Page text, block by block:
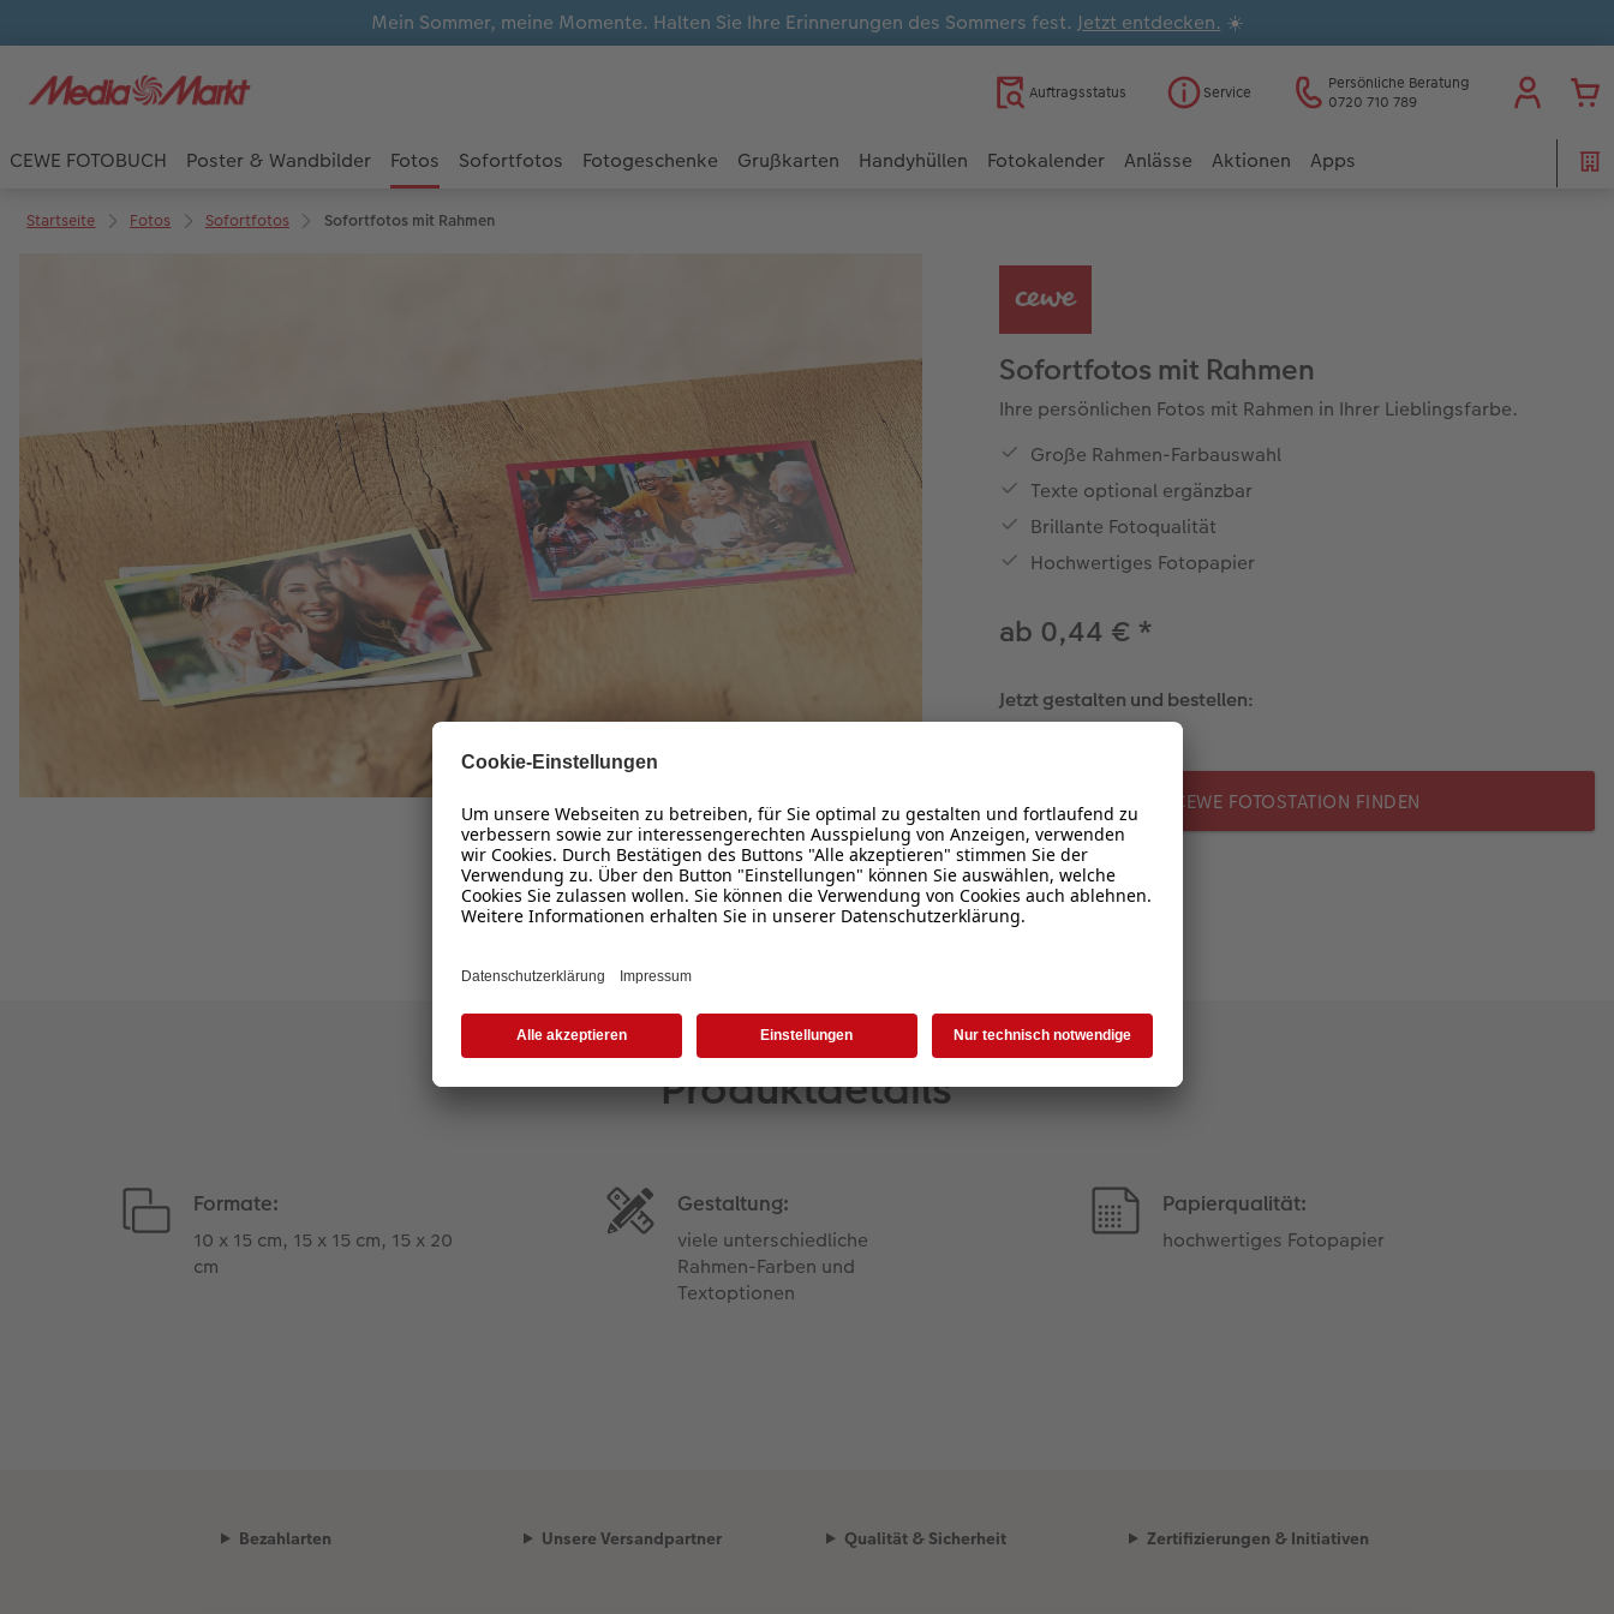
Mein Sommer, meine Momente. Halten Sie Ihre Erinnerungen des Sommers fest. Jetzt entdecken. ☀️
Auftragsstatus Service
Persönliche Beratung
0720 710 789
CEWE FOTOBUCH Poster & Wandbilder Fotos Sofortfotos Fotogeschenke Grußkarten Handyhüllen Fotokalender Anlässe Aktionen Apps
Startseite Fotos Sofortfotos Sofortfotos mit Rahmen
Sofortfotos mit Rahmen
Ihre persönlichen Fotos mit Rahmen in Ihrer Lieblingsfarbe.
Große Rahmen-Farbauswahl
Texte optional ergänzbar
Brillante Fotoqualität
Hochwertiges Fotopapier
ab 0,44 € *
Jetzt gestalten und bestellen:
CEWE FOTOSTATION FINDEN
Produktdetails
Formate:
10 x 15 cm, 15 x 15 cm, 15 x 20
cm
Gestaltung:
viele unterschiedliche
Rahmen-Farben und
Textoptionen
Papierqualität:
hochwertiges Fotopapier
Bezahlarten Unsere Versandpartner Qualität & Sicherheit Zertifizierungen & Initiativen